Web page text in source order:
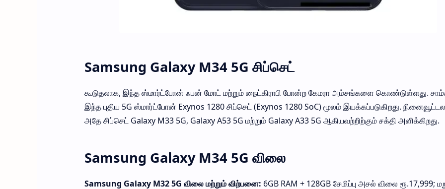
Samsung Galaxy M34 5G சிப்செட்
கூடுதலாக, இந்த ஸ்மார்ட்போன் ஃபன் மோட் மற்றும் நைட்கிராபி போன்ற கேமரா அம்சங்களை கொண்டுள்ளது.
இந்த புதிய 5G ஸ்மார்ட்போன் Exynos 1280 சிப்செட் (Exynos 1280 SoC) மூலம் இயக்கப்படுகிறது.
அதே சிப்செட் Galaxy M33 5G, Galaxy A53 5G மற்றும் Galaxy A33 5G ஆகியவற்றிற்கும் சக்தி அளிக்கிறது.
Samsung Galaxy M34 5G விலை
Samsung Galaxy M32 5G விலை மற்றும் விற்பனை: 6GB RAM + 128GB சேமிப்பு அசல் விலை ரூ.17,999;